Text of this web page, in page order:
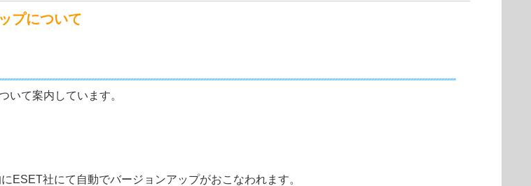
プについて
いて案内しています。
ESET社にて自動でバージョンアップがおこなわれます。